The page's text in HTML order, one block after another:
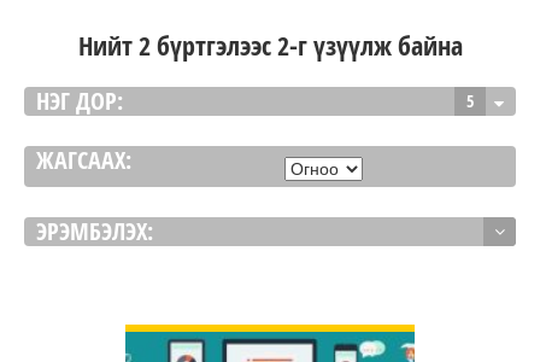
Нийт 2 бүртгэлээс 2-г үзүүлж байна
НЭГ ДОР: 5
ЖАГСААХ:
ЭРЭМБЭЛЭХ: